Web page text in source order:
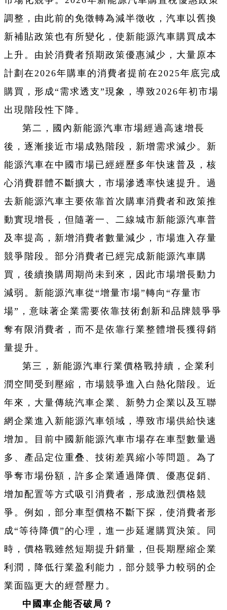
調整，由此前的免徵轉為減半徵收，汽車以舊換
新補貼政策也有所變化，使新能源汽車購買成本
上升。由於消費者預期政策優惠減少，大量原本
計劃在2026年購車的消費者提前在2025年底完成
購買，形成“需求透支”現象，導致2026年初市場
出現階段性下降。
第二，國內新能源汽車市場經過高速增長
後，逐漸接近市場成熟階段，新增需求減少。新
能源汽車在中國市場已經經歷多年快速普及，核
心消費群體不斷擴大，市場滲透率快速提升。過
去新能源汽車主要依靠首次購車消費者和政策推
動實現增長，但隨著一、二線城市新能源汽車普
及率提高，新增消費者數量減少，市場進入存量
競爭階段。部分消費者已經完成新能源汽車購
買，後續換購周期尚未到來，因此市場增長動力
減弱。新能源汽車從“增量市場”轉向“存量市
場”，意味著企業需要依靠技術創新和品牌競爭爭
奪有限消費者，而不是依靠行業整體增長獲得銷
量提升。
第三，新能源汽車行業價格戰持續，企業利
潤空間受到壓縮，市場競爭進入白熱化階段。近
年來，大量傳統汽車企業、新勢力企業以及互聯
網企業進入新能源汽車領域，導致市場供給快速
增加。目前中國新能源汽車市場存在車型數量過
多、產品定位重叠、技術差異縮小等問題。為了
爭奪市場份額，許多企業通過降價、優惠促銷、
增加配置等方式吸引消費者，形成激烈價格競
爭。例如，部分車型價格不斷下探，使消費者形
成“等待降價”的心理，進一步延遲購買決策。同
時，價格戰雖然短期提升銷量，但長期壓縮企業
利潤，降低行業盈利能力，部分競爭力較弱的企
業面臨更大的經營壓力。
中國車企能否破局？